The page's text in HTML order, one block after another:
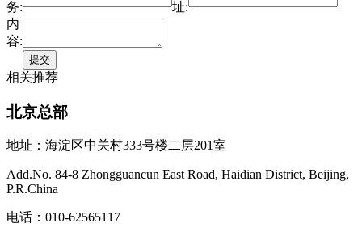
务:
址:
内
容:
相关推荐
北京总部
地址：海淀区中关村333号楼二层201室
Add.No. 84-8 Zhongguancun East Road, Haidian District, Beijing,
P.R.China
电话：010-62565117